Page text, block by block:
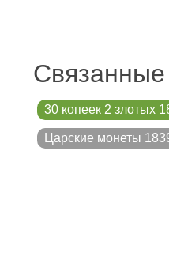
30 копеек 2 злотых
Царские монеты